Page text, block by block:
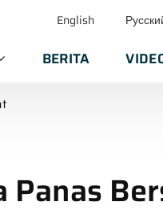
English
BERITA